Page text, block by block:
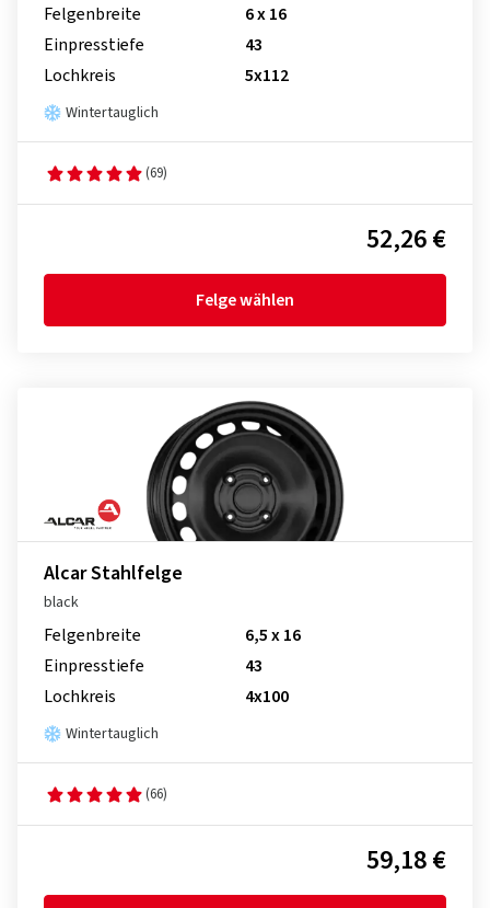
Felgenbreite
6 x 16
Einpresstiefe
43
Lochkreis
5x112
Wintertauglich
(69)
52,26 €
Felge wählen
Alcar Stahlfelge
black
Felgenbreite
6,5 x 16
Einpresstiefe
43
Lochkreis
4x100
Wintertauglich
(66)
59,18 €